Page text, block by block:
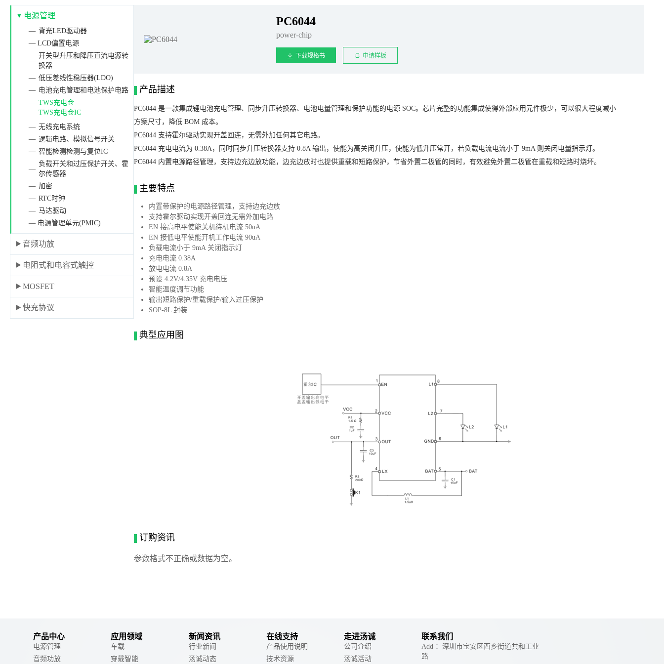
电源管理
背光LED驱动器
— LCD偏置电源
开关型升压和降压直流电源转
换器
低压差线性稳压器(LDO)
电池充电管理和电池保护电路
TWS充电仓
TWS充电仓IC
无线充电系统
逻辑电路、模拟信号开关
智能检测检测与复位IC
负载开关和过压保护开关、霍
尔传感器
加密
RTC时钟
马达驱动
— 电源管理单元(PMIC)
音频功放
电阻式和电容式触控
MOSFET
快充协议
PC6044
power-chip
下载规格书 申请样板
产品描述
PC6044 是一款集成锂电池充电管理、同步升压转换器、电池电量管理和保护功能的电源 SOC。芯片完整的功能集成使得外部应用元件极少，可以很大程度减小
方案尺寸，降低 BOM 成本。
PC6044 支持霍尔驱动实现开盖回连，无需外加任何其它电路。
PC6044 充电电流为 0.38A，同时同步升压转换器支持 0.8A 输出，使能为高关闭升压，使能为低升压常开，若负载电流电流小于 9mA 则关闭电量指示灯。
PC6044 内置电源路径管理，支持边充边放功能，边充边放时也提供重载和短路保护，节省外置二极管的同时，有效避免外置二极管在重载和短路时烧坏。
主要特点
内置带保护的电源路径管理，支持边充边放
支持霍尔驱动实现开盖回连无需外加电路
EN 接高电平使能关机待机电流 50uA
EN 接低电平使能开机工作电流 90uA
负载电流小于 9mA 关闭指示灯
充电电流 0.38A
放电电流 0.8A
预设 4.2V/4.35V 充电电压
智能温度调节功能
输出短路保护/重载保护/输入过压保护
SOP-8L 封装
典型应用图
订购资讯
参数格式不正确或数据为空。
产品中心
电源管理
音频功放
应用领域
车载
穿戴智能
新闻资讯
行业新闻
汤诚动态
在线支持
产品使用说明
技术资源
走进汤诚
公司介绍
汤诚活动
联系我们
Add ：深圳市宝安区西乡街道共和工业
路